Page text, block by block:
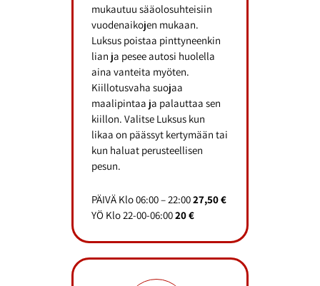
mukautuu sääolosuhteisiin
vuodenaikojen mukaan.
Luksus poistaa pinttyneenkin
lian ja pesee autosi huolella
aina vanteita myöten.
Kiillotusvaha suojaa
maalipintaa ja palauttaa sen
kiillon. Valitse Luksus kun
likaa on päässyt kertymään tai
kun haluat perusteellisen
pesun.
PÄIVÄ Klo 06:00 – 22:0027,50 €
YÖ Klo 22-00-06:0020€